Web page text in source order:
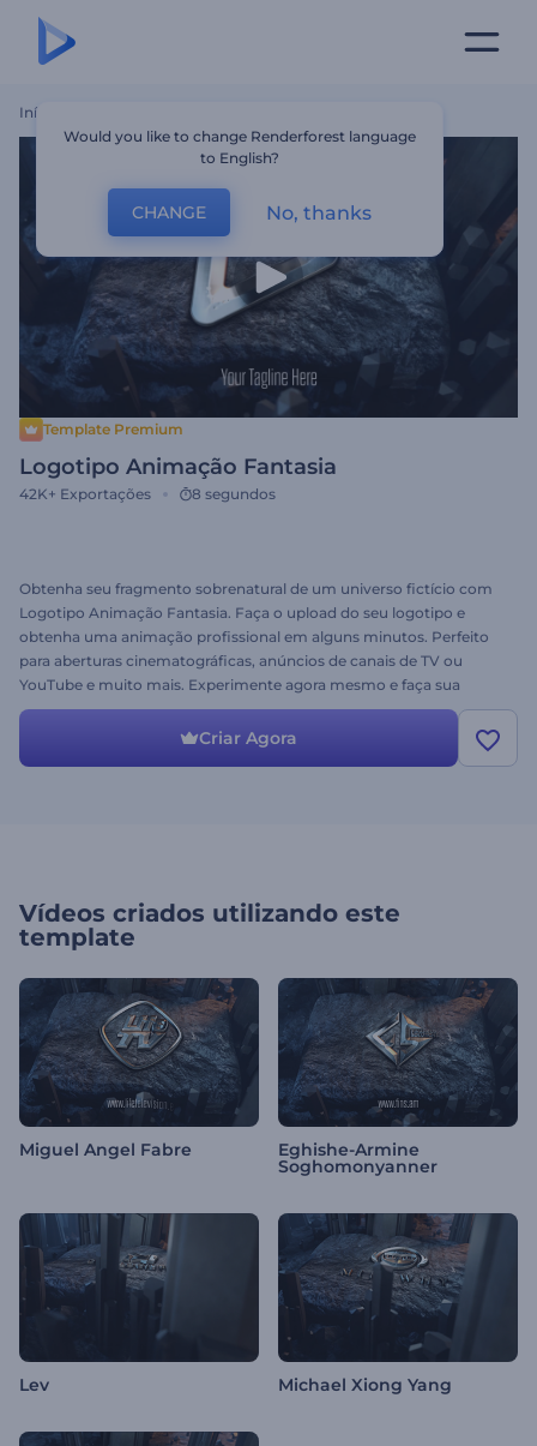
Início
Template Premium
Logotipo Animação Fantasia
42K+ Exportações 8 segundos
Obtenha seu fragmento sobrenatural de um universo fictício com
Logotipo Animação Fantasia. Faça o upload do seu logotipo e
obtenha uma animação profissional em alguns minutos. Perfeito
para aberturas cinematográficas, anúncios de canais de TV ou
YouTube e muito mais. Experimente agora mesmo e faça sua
marca brilhar com mistério maravilhoso!
Criar Agora
Vídeos criados utilizando este
template
Miguel Angel Fabre Eghishe-Armine
Soghomonyanner
Lev Michael Xiong Yang
Would you like to change Renderforest language
to English?
CHANGE No, thanks